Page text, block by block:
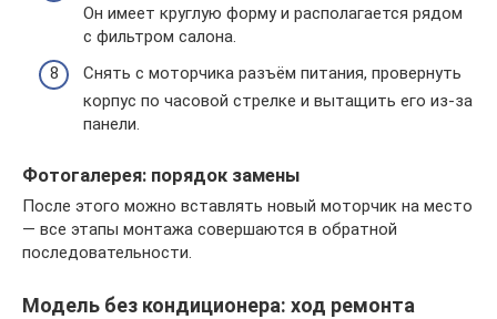
Он имеет круглую форму и располагается рядом
с фильтром салона.
Снять с моторчика разъём питания, провернуть
корпус по часовой стрелке и вытащить его из-за
панели.
Фотогалерея: порядок замены
После этого можно вставлять новый моторчик на место
— все этапы монтажа совершаются в обратной
последовательности.
Модель без кондиционера: ход ремонта